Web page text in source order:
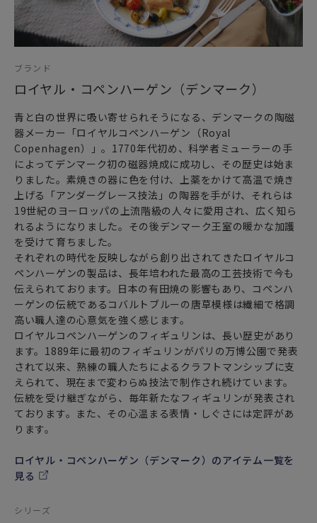
ブランド
ロイヤル・コペンハーゲン（デンマーク）
青と白の世界に吸い寄せられそうになる、デンマークの陶磁
器メーカー「ロイヤルコペンハーゲン（Royal
Copenhagen）」。1770年代初め、科学者ミューラーの手
によってデンマーク初の磁器焼成に成功し、その歴史は始ま
りました。素焼きの器に色を付け、上薬をかけて高温で焼き
上げる「アンダーグレース技法」の陶器を手がけ、それらは
19世紀のヨーロッパの上流階級の人々に愛用され、広く知ら
れるようになりました。その後デンマーク王室の暖かな加護
を受けて育ちました。
それぞれの時代を反映しながら創り出されてきたロイヤルコ
ペンハーゲンの製品は、長年培われた最高の工芸技術で今も
伝えられております。日本の有田焼の影響もあり、コペンハ
ーゲンの伝統であるコバルトブルーの唐草模様は繊細で格調
高い職人達の心意気を強く感じます。
ロイヤルコペンハーゲンのフィギュリンは、長い歴史があり
ます。1889年に最初のフィギュリンがパリの万博公園で発表
されて以来、熟練の職人たちによるクラフトマンシップに支
えられて、現在まで変わらぬ技法で制作され続けています。
伝統を受け継ぎながら、毎年新たなフィギュリンが発表され
ております。また、その心温まる表情・しぐさには定評があ
ります。
ロイヤル・コペンハーゲン（デンマーク）のアイテム一覧を
見る
シリーズ